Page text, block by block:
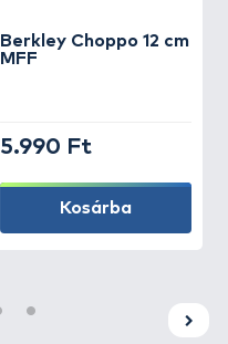
Berkley Choppo 12 cm
MFF
5.990 Ft
Kosárba